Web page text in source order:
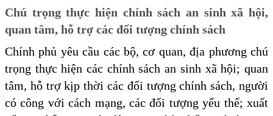
Chú trọng thực hiện chính sách an sinh xã hội,
quan tâm, hỗ trợ các đối tượng chính sách
Chính phủ yêu cầu các bộ, cơ quan, địa phương chú
trọng thực hiện các chính sách an sinh xã hội; quan
tâm, hỗ trợ kịp thời các đối tượng chính sách, người
có công với cách mạng, các đối tượng yếu thế; xuất